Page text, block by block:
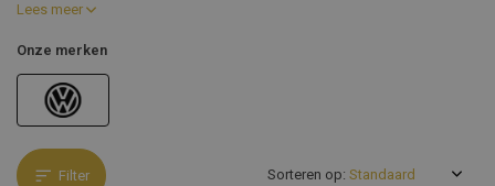
Lees meer
Onze merken
Filter Sorteren op: